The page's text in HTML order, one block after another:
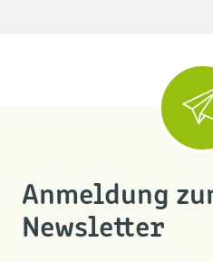
Anmeldung
Newsletter